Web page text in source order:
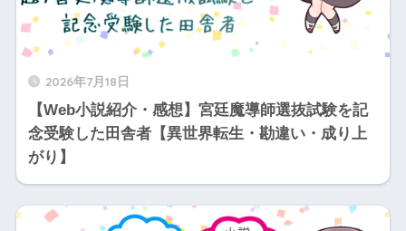
2026年7月18日
【Web小説紹介・感想】宮廷魔導師選抜試験を記
念受験した田舎者【異世界転生・勘違い・成り上
がり】